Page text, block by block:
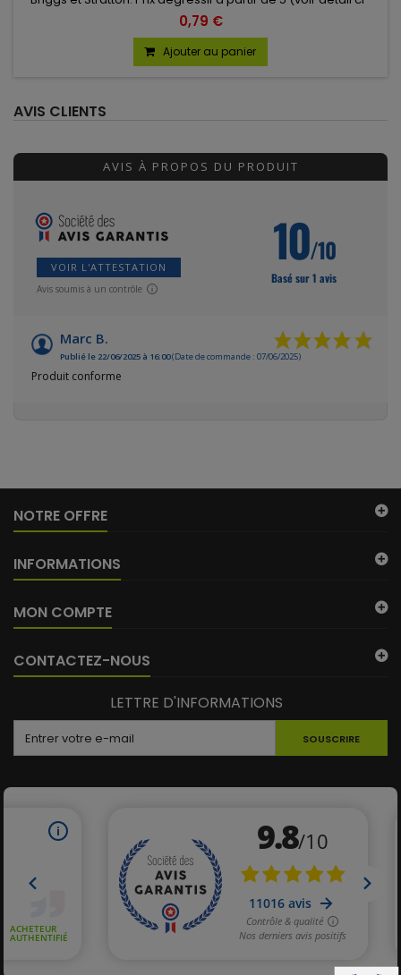
(15 avis)
dessous)
0,79 €
Ajouter au panier
AVIS CLIENTS
AVIS À PROPOS DU PRODUIT
VOIR L'ATTESTATION
Avis soumis à un contrôle
10/10
Basé sur 1 avis
Marc B.
Publié le 22/06/2025 à 16:00(Date de commande : 07/06/2025)
Produit conforme
NOTRE OFFRE
INFORMATIONS
MON COMPTE
CONTACTEZ-NOUS
LETTRE D'INFORMATIONS
SOUSCRIRE